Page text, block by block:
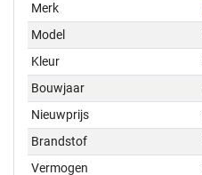
Merk
Model
Kleur
Bouwjaar
Nieuwprijs
Brandstof
Vermogen